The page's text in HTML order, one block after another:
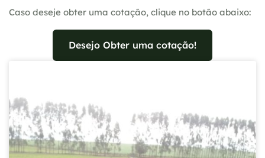
Caso deseje obter uma cotação, clique no botão abaixo:
Desejo Obter uma cotação!